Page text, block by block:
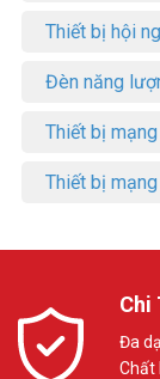
Thiết bị hội
Đèn năng
Thiết bị
Thiết bị
Chi
Đa
Chất